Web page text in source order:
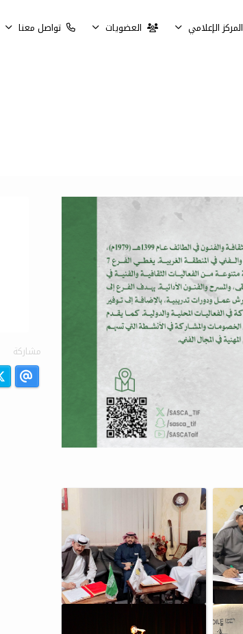
المركز الإعلامي العضويات تواصل معنا
مشاركة